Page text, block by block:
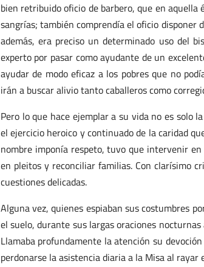
bien retribuido oficio de barbero, que en
sangrías; también comprendía el oficio disponer
además, era preciso un determinado uso del
experto por pasar como ayudante de un
ayudar de modo eficaz a los pobres que no
irán a buscar alivio tanto caballeros como
Pero lo que hace ejemplar a su vida no es solo
el ejercicio heroico y continuado de la caridad
nombre imponía respeto, tuvo que intervenir
en pleitos y reconciliar familias. Con clarísimo
cuestiones delicadas.
Alguna vez, quienes espiaban sus costumbres
el suelo, durante sus largas oraciones
Llamaba profundamente la atención su
perdonarse la asistencia diaria a la Misa al rayar